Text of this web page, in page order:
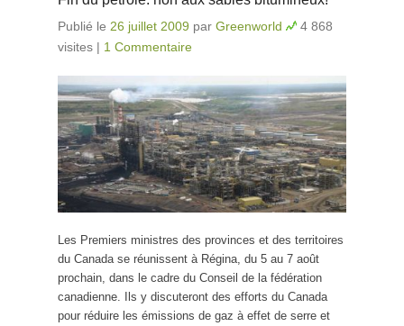
Publié le 26 juillet 2009 par Greenworld
4 868
visites | 1 Commentaire
Les Premiers ministres des provinces et des territoires
du Canada se réunissent à Régina, du 5 au 7 août
prochain, dans le cadre du Conseil de la fédération
canadienne. Ils y discuteront des efforts du Canada
pour réduire les émissions de gaz à effet de serre et